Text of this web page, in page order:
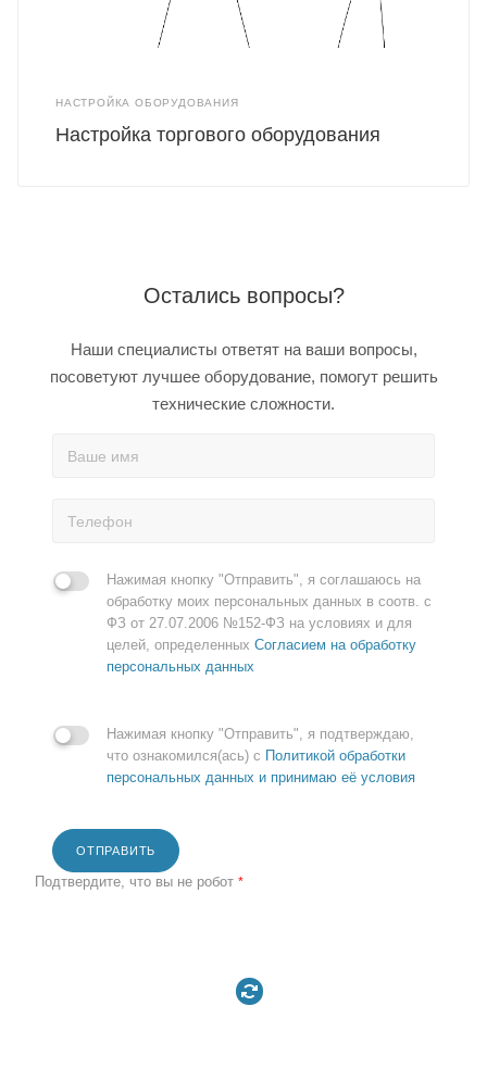
НАСТРОЙКА ОБОРУДОВАНИЯ
Настройка торгового оборудования
Остались вопросы?
Наши специалисты ответят на ваши вопросы,
посоветуют лучшее оборудование, помогут решить
технические сложности.
Нажимая кнопку "Отправить", я соглашаюсь на
обработку моих персональных данных в соотв. с
ФЗ от 27.07.2006 №152-ФЗ на условиях и для
целей, определенных Согласием на обработку
персональных данных
Нажимая кнопку "Отправить", я подтверждаю,
что ознакомился(ась) с Политикой обработки
персональных данных и принимаю её условия
ОТПРАВИТЬ
Подтвердите, что вы не робот *